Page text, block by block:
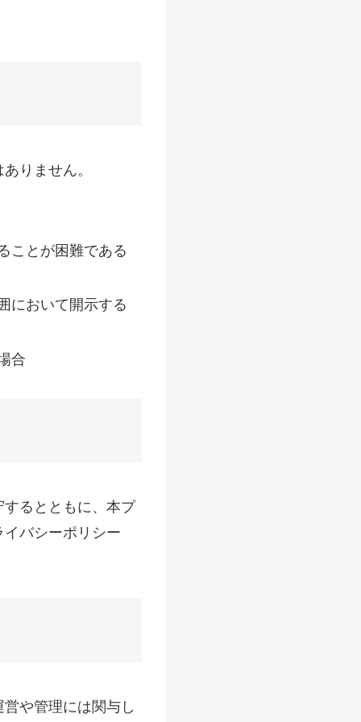
りません。
ことが困難である
において開示する
合
るとともに、本プ
バシーポリシー
や管理には関与し